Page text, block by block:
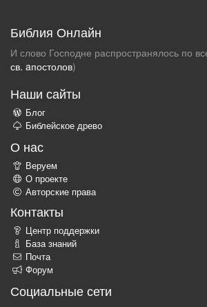
Библия Онлайн
И слово Господне распространялось по
св. aпостолов)
Наши сайты
Блог
Библейское древо
О нас
Веруем
О проекте
Авторские права
Контакты
Центр поддержки
База знаний
Почта
Форум
Социальные сети